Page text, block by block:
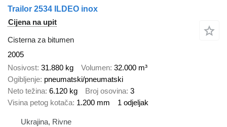
Trailor 2534 ILDEO inox
Cijena na upit
Cisterna za bitumen
2005
Nosivost 31.880 kg Volumen 32.000 m³
Ogibljenje pneumatski/pneumatski
Neto težina 6.120 kg Broj osovina 3
Visina petog kotača 1.200 mm 1 odjeljak
Ukrajina, Rivne